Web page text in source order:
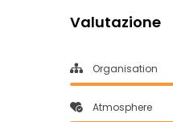
Valutazione
Organisation
Atmosphere